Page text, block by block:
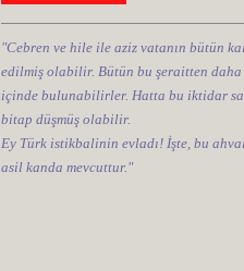
"Cebren ve hile ile aziz vatanın bütün
edilmiş olabilir. Bütün bu şeraitten
içinde bulunabilirler. Hatta bu iktidar
bitap düşmüş olabilir.
Ey Türk istikbalinin evladı! İşte, bu
asil kanda mevcuttur."